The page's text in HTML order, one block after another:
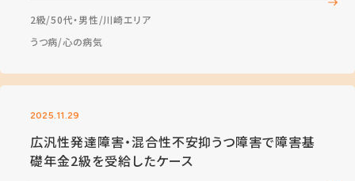
2級 50代・男性 川崎エリア
うつ病 心の病気
2025.11.29
広汎性発達障害・混合性不安抑うつ障害で障害基
礎年金2級を受給したケース